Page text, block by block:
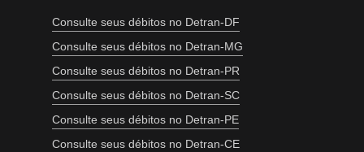
Consulte seus débitos no Detran-DF
Consulte seus débitos no Detran-MG
Consulte seus débitos no Detran-PR
Consulte seus débitos no Detran-SC
Consulte seus débitos no Detran-PE
Consulte seus débitos no Detran-CE